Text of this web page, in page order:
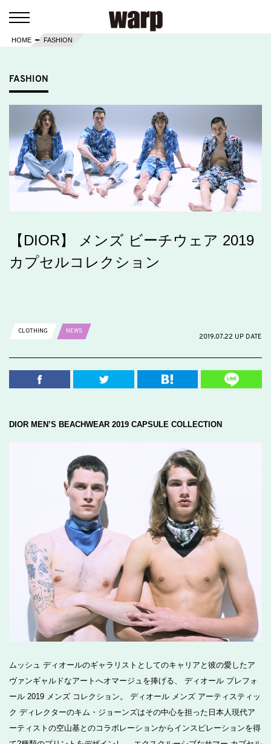
HOME FASHION
FASHION
【DIOR】 メンズ ビーチウェア 2019
カプセルコレクション
CLOTHING
NEWS
2019.07.22 UP DATE
DIOR MEN’S BEACHWEAR 2019 CAPSULE COLLECTION
ムッシュ ディオールのギャラリストとしてのキャリアと彼の愛したア
ヴァンギャルドなアートへオマージュを捧げる、 ディオール プレフォ
ール 2019 メンズ コレクション。 ディオール メンズ アーティスティッ
ク ディレクターのキム・ジョーンズはその中心を担った日本人現代ア
ーティストの空山基とのコラボレーションからインスピレーションを得